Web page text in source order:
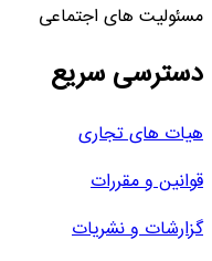
مسئولیت های اجتماعی
دسترسی سریع
هیات های تجاری
قوانین و مقررات
گزارشات و نشریات